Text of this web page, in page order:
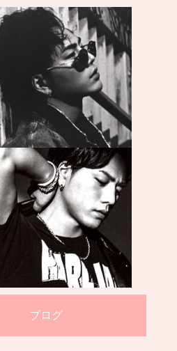
ブログ